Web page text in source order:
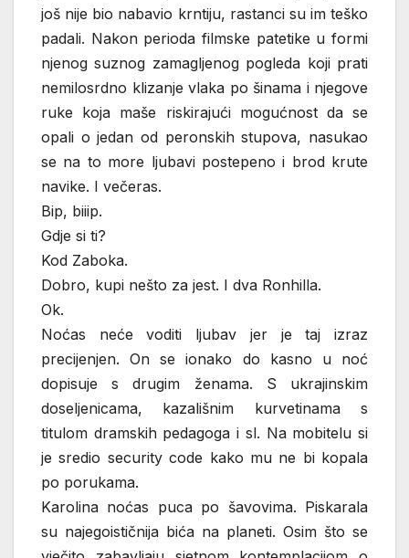
još nije bio nabavio krntiju, rastanci su im teško
padali. Nakon perioda filmske patetike u formi
njenog suznog zamagljenog pogleda koji prati
nemilosrdno klizanje vlaka po šinama i njegove
ruke koja maše riskirajući mogućnost da se
opali o jedan od peronskih stupova, nasukao
se na to more ljubavi postepeno i brod krute
navike. I večeras.
Bip, biiip.
Gdje si ti?
Kod Zaboka.
Dobro, kupi nešto za jest. I dva Ronhilla.
Ok.
Noćas neće voditi ljubav jer je taj izraz
precijenjen. On se ionako do kasno u noć
dopisuje s drugim ženama. S ukrajinskim
doseljenicama, kazališnim kurvetinama s
titulom dramskih pedagoga i sl. Na mobitelu si
je sredio security code kako mu ne bi kopala
po porukama.
Karolina noćas puca po šavovima. Piskarala
su najegoističnija bića na planeti. Osim što se